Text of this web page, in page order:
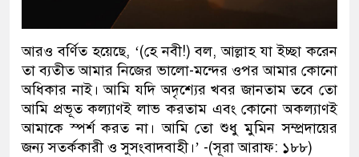
আরও বর্ণিত হয়েছে, ‘(হে নবী!) বল, আল্লাহ যা ইচ্ছা করেন
তা ব্যতীত আমার নিজের ভালো-মন্দের ওপর আমার কোনো
অধিকার নাই। আমি যদি অদৃশ্যের খবর জানতাম তবে তো
আমি প্রভূত কল্যাণই লাভ করতাম এবং কোনো অকল্যাণই
আমাকে স্পর্শ করত না। আমি তো শুধু মুমিন সম্প্রদায়ের
জন্য সতর্ককারী ও সুসংবাদবাহী।’ -(সূরা আরাফ: ১৮৮)